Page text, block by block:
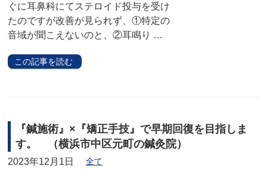
ぐに耳鼻科にてステロイド投与を受け
たのですが改善が見られず、①特定の
音域が聞こえないのと、②耳鳴り …
この記事を読む
『鍼施術』×『矯正手技』で早期回復を目指しま
す。 （横浜市中区元町の鍼灸院）
2023年12月1日 全て